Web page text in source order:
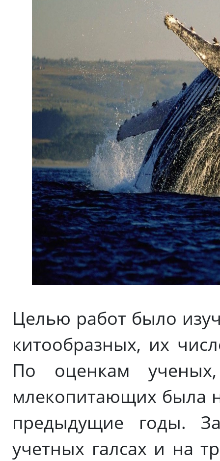
Целью работ было
китообразных, их
По оценкам ученых,
млекопитающих была
предыдущие годы.
учетных галсах и на